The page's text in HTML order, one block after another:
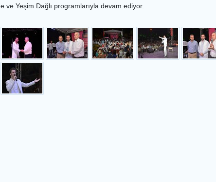
ve Yeşim Dağlı programlarıyla devam ediyor.